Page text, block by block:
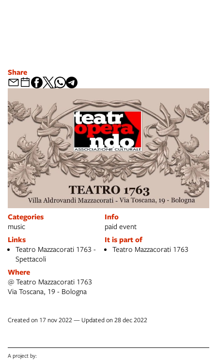
Categories
music
Info
paid event
Links
Teatro Mazzacorati 1763 -
Spettacoli
It is part of
Teatro Mazzacorati 1763
Where
@ Teatro Mazzacorati 1763
Via Toscana, 19 - Bologna
Share
Created on 17 nov 2022 — Updated on 28 dec 2022
A project by: